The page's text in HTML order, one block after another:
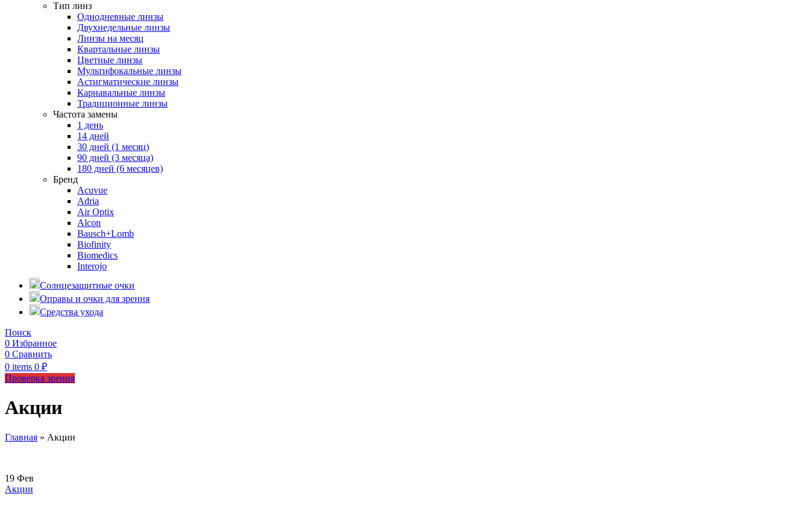
Тип линз
Однодневные линзы
Двухнедельные линзы
Линзы на месяц
Квартальные линзы
Цветные линзы
Мультифокальные линзы
Астигматические линзы
Карнавальные линзы
Традиционные линзы
Частота замены
1 день
14 дней
30 дней (1 месяц)
90 дней (3 месяца)
180 дней (6 месяцев)
Бренд
Acuvue
Adria
Air Optix
Alcon
Bausch+Lomb
Biofinity
Biomedics
Interojo
Солнцезащитные очки
Оправы и очки для зрения
Средства ухода
Поиск
0 Избранное
0 Сравнить
0 items 0 ₽
Проверка зрения
Акции
Главная » Акции
19 Фев
Акции